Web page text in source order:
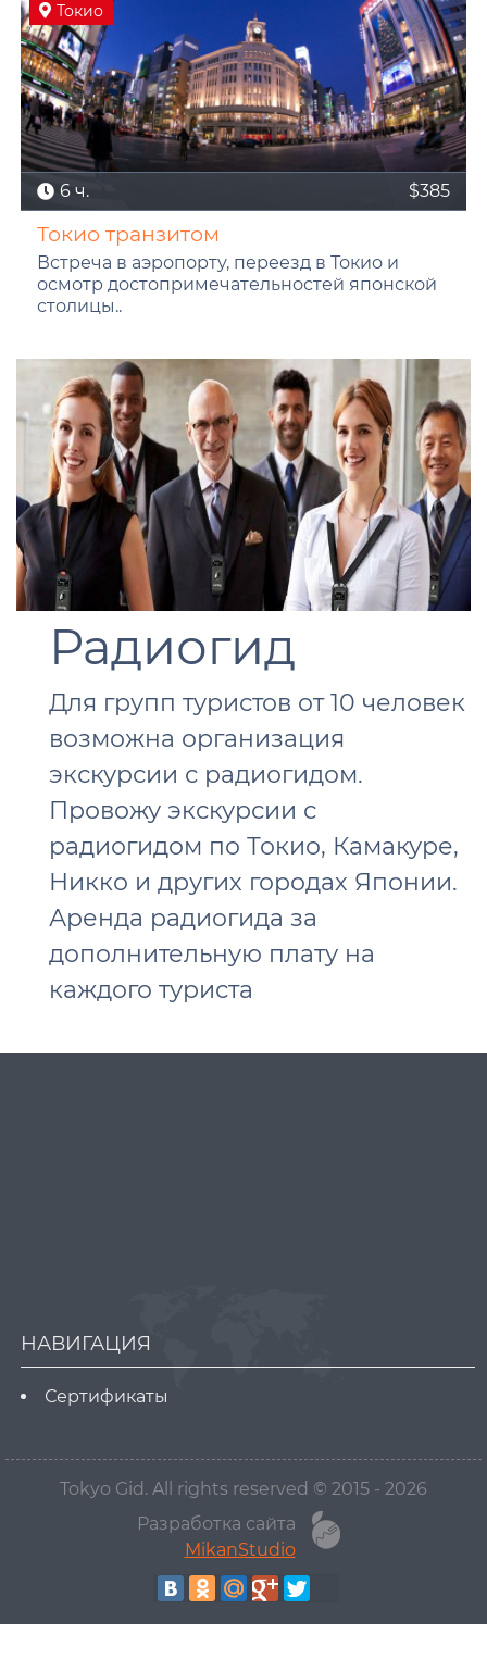
6 ч. $385
Токио
Токио транзитом
Встреча в аэропорту, переезд в Токио и
осмотр достопримечательностей японской
столицы..
Радиогид
Для групп туристов от 10 человек
возможна организация
экскурсии с радиогидом.
Провожу экскурсии с
радиогидом по Токио, Камакуре,
Никко и других городах Японии.
Аренда радиогида за
дополнительную плату на
каждого туриста
НАВИГАЦИЯ
Сертификаты
Tokyo Gid. All rights reserved © 2015 - 2026
Разработка сайта
MikanStudio